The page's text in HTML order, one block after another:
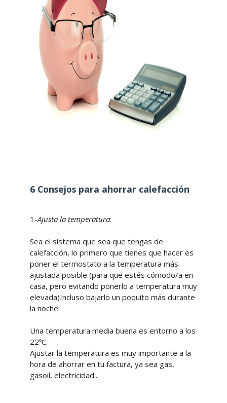
6 Consejos para ahorrar calefacción
1-Ajusta la temperatura:
Sea el sistema que sea que tengas de
calefacción, lo primero que tienes que hacer es
poner el termostato a la temperatura más
ajustada posible (para que estés cómodo/a en
casa, pero evitando ponerlo a temperatura muy
elevada)Incluso bajarlo un poquito más durante
la noche.
Una temperatura media buena es entorno a los
22ºC.
Ajustar la temperatura es muy importante a la
hora de ahorrar en tu factura, ya sea gas,
gasoil, electricidad...